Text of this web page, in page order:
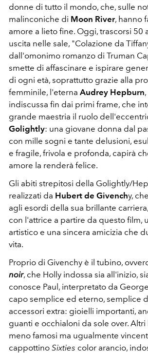
donne di tutto il mondo, che, sulle
malinconiche di Moon River, hanno
amore a lieto fine. Oggi, trascorsi 50
uscita nelle sale, "Colazione da
dall'omonimo romanzo di Truman
smette di affascinare e ispirare
di ogni età, soprattutto grazie alla
femminile, l'eterna Audrey Hepburn
indiscussa fin dai primi frame, che
grande maestria il ruolo
Golightly: una giovane donna dal
con mille sogni e tante delusioni,
e fragile, frivola e profonda, capirà
amore la renderà felice.
Gli abiti strepitosi della Golightly/
realizzati da Hubert de Givenchy,
agli esordi della sua brillante
con l'attrice a partire da questo film,
artistico e una sincera amicizia che
vita.
Proprio di Givenchy è il tubino,
noir, che Holly indossa sia all'inizio,
conosce Paul, interpretato da
capo semplice ed eterno, semplice
accessori extra: gioielli importanti,
guanti e occhialoni da sole over. Altri
meno famosi ma ugualmente
cappottino Sixties color arancio,